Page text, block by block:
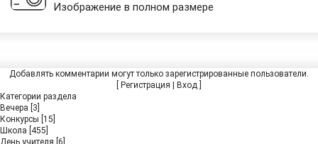
Изображение в полном размере
Добавлять комментарии могут только зарегистрированные пользователи.
Регистрация Вход
Категории раздела
Вечера [3]
Конкурсы [15]
Школа [455]